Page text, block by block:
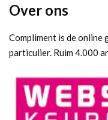
Over ons
Compliment is de online
particulier. Ruim 4.000